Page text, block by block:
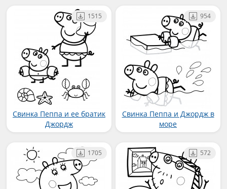
Свинка Пеппа и ее братик
Джордж
1515
Свинка Пеппа и Джордж в
море
954
1705 572